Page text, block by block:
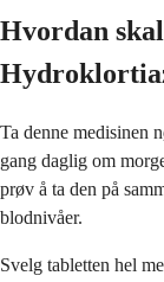
Hvordan
Ta denne medisinen
gang daglig om
prøv å ta den på
blodnivåer.
Svelg tabletten hel